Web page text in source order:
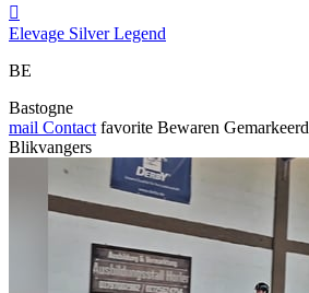

Elevage Silver Legend
BE
Bastogne
mail Contact favorite Bewaren Gemarkeerd
Blikvangers